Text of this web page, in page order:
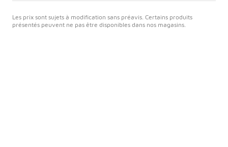
Les prix sont sujets à modification sans préavis. Certains produits
présentés peuvent ne pas être disponibles dans nos magasins.